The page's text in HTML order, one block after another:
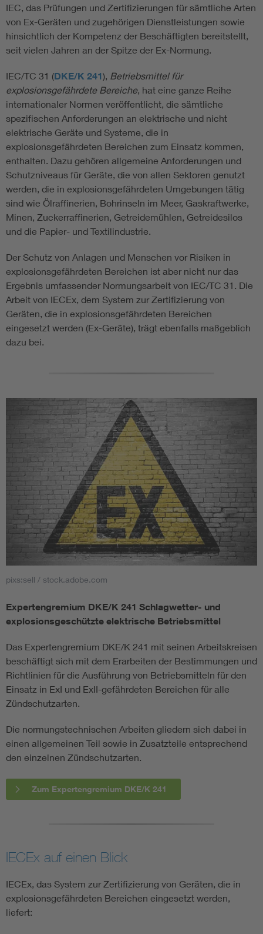
IEC, das Prüfungen und Zertifizierungen für sämtliche Arten
von Ex-Geräten und zugehörigen Dienstleistungen sowie
hinsichtlich der Kompetenz der Beschäftigten bereitstellt,
seit vielen Jahren an der Spitze der Ex-Normung.
IEC/TC 31 (DKE/K 241), Betriebsmittel für
explosionsgefährdete Bereiche, hat eine ganze Reihe
internationaler Normen veröffentlicht, die sämtliche
spezifischen Anforderungen an elektrische und nicht
elektrische Geräte und Systeme, die in
explosionsgefährdeten Bereichen zum Einsatz kommen,
enthalten. Dazu gehören allgemeine Anforderungen und
Schutzniveaus für Geräte, die von allen Sektoren genutzt
werden, die in explosionsgefährdeten Umgebungen tätig
sind wie Ölraffinerien, Bohrinseln im Meer, Gaskraftwerke,
Minen, Zuckerraffinerien, Getreidemühlen, Getreidesilos
und die Papier- und Textilindustrie.
Der Schutz von Anlagen und Menschen vor Risiken in
explosionsgefährdeten Bereichen ist aber nicht nur das
Ergebnis umfassender Normungsarbeit von IEC/TC 31. Die
Arbeit von IECEx, dem System zur Zertifizierung von
Geräten, die in explosionsgefährdeten Bereichen
eingesetzt werden (Ex-Geräte), trägt ebenfalls maßgeblich
dazu bei.
pixs:sell / stock.adobe.com
Expertengremium DKE/K 241 Schlagwetter- und
explosionsgeschützte elektrische Betriebsmittel
Das Expertengremium DKE/K 241 mit seinen Arbeitskreisen
beschäftigt sich mit dem Erarbeiten der Bestimmungen und
Richtlinien für die Ausführung von Betriebsmitteln für den
Einsatz in ExI und ExII-gefährdeten Bereichen für alle
Zündschutzarten.
Die normungstechnischen Arbeiten gliedern sich dabei in
einen allgemeinen Teil sowie in Zusatzteile entsprechend
den einzelnen Zündschutzarten.
Zum Expertengremium DKE/K 241
IECEx auf einen Blick
IECEx, das System zur Zertifizierung von Geräten, die in
explosionsgefährdeten Bereichen eingesetzt werden,
liefert: